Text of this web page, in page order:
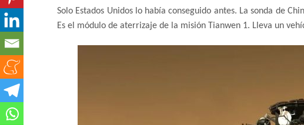
Solo Estados Unidos lo había conseguido antes. La sonda de
Es el módulo de aterrizaje de la misión Tianwen 1. Lleva un